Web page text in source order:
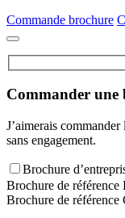
Commande brochure
Commander une
J’aimerais
sans engagement.
Brochure
Brochure de référence
Brochure de